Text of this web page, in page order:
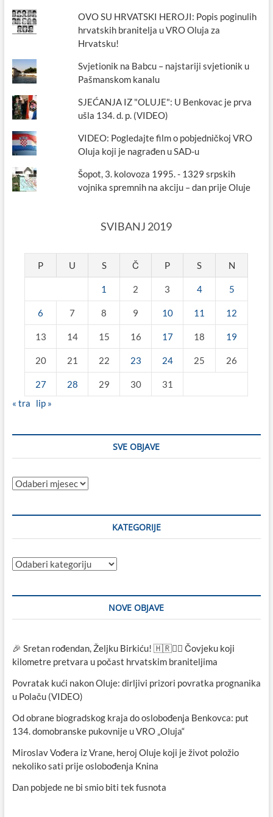
OVO SU HRVATSKI HEROJI: Popis poginulih
hrvatskih branitelja u VRO Oluja za
Hrvatsku!
Svjetionik na Babcu – najstariji svjetionik u
Pašmanskom kanalu
SJEĆANJA IZ "OLUJE": U Benkovac je prva
ušla 134. d. p. (VIDEO)
VIDEO: Pogledajte film o pobjedničkoj VRO
Oluja koji je nagrađen u SAD-u
Šopot, 3. kolovoza 1995. - 1329 srpskih
vojnika spremnih na akciju – dan prije Oluje
SVIBANJ 2019
P U S Č P S N
1 2 3 4 5
6 7 8 9 10 11 12
13 14 15 16 17 18 19
20 21 22 23 24 25 26
27 28 29 30
31
« tra
lip »
SVE OBJAVE
Sve
KATEGORIJE
Kategorije
NOVE OBJAVE
🎉 Sretan rođendan, Željku Birkiću! 🇭🇷🏃‍♂️ Čovjeku koji
kilometre pretvara u počast hrvatskim braniteljima
Povratak kući nakon Oluje: dirljivi prizori povratka prognanika
u Polaču (VIDEO)
Od obrane biogradskog kraja do oslobođenja Benkovca: put
134. domobranske pukovnije u VRO „Oluja“
Miroslav Vođera iz Vrane, heroj Oluje koji je život položio
nekoliko sati prije oslobođenja Knina
Dan pobjede ne bi smio biti tek fusnota